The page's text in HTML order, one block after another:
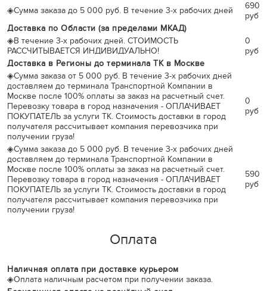
◈Сумма заказа до 5 000 руб. В течение 3-х рабочих дней
690
руб
Доставка по Области (за пределами МКАД)
◈В течение 3-х рабочих дней. СТОИМОСТЬ
РАССЧИТЫВАЕТСЯ ИНДИВИДУАЛЬНО!
0
руб
Доставка в Регионы до терминала ТК в Москве
◈Сумма заказа от 5 000 руб. В течение 3-х рабочих дней
доставляем до терминала Транспортной Компании в
Москве после 100% оплаты за заказ на расчетный счет.
Перевозку товара в город назначения - ОПЛАЧИВАЕТ
ПОКУПАТЕЛЬ за услуги ТК. Стоимость доставки в город
получателя рассчитывает компания перевозчика при
получении груза!
0
руб
◈Сумма заказа до 5 000 руб. В течение 3-х рабочих дней
доставляем до терминала Транспортной Компании в
Москве после 100% оплаты за заказ на расчетный счет.
Перевозку товара в город назначения - ОПЛАЧИВАЕТ
ПОКУПАТЕЛЬ за услуги ТК. Стоимость доставки в город
получателя рассчитывает компания перевозчика при
получении груза!
590
руб
Оплата
Наличная оплата при доставке курьером
◈Оплата наличным расчетом при получении заказа.